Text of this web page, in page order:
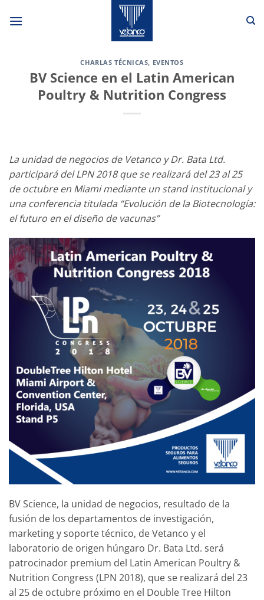
CHARLAS TÉCNICAS, EVENTOS
BV Science en el Latin American
Poultry & Nutrition Congress
La unidad de negocios de Vetanco y Dr. Bata Ltd.
participará del LPN 2018 que se realizará del 23 al 25
de octubre en Miami mediante un stand institucional y
una conferencia titulada “Evolución de la Biotecnología:
el futuro en el diseño de vacunas”
BV Science, la unidad de negocios, resultado de la
fusión de los departamentos de investigación,
marketing y soporte técnico, de Vetanco y el
laboratorio de origen húngaro Dr. Bata Ltd. será
patrocinador premium del Latin American Poultry &
Nutrition Congress (LPN 2018), que se realizará del 23
al 25 de octubre próximo en el Double Tree Hilton